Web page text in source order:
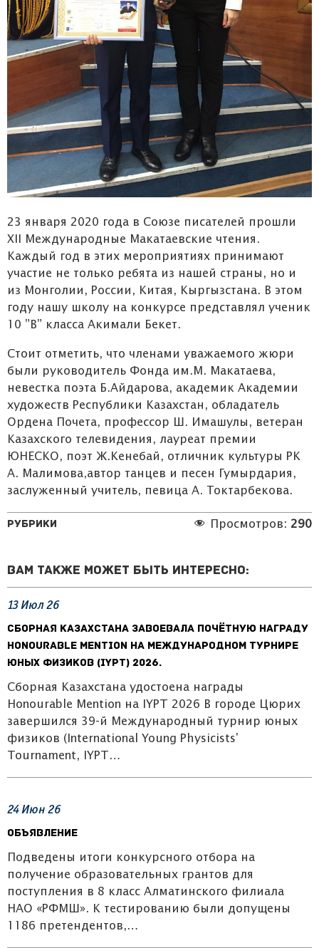
23 января 2020 года в Союзе писателей прошли
XII Международные Макатаевские чтения.
Каждый год в этих мероприятиях принимают
участие не только ребята из нашей страны, но и
из Монголии, России, Китая, Кыргызстана. В этом
году нашу школу на конкурсе представлял ученик
10 ”В” класса Акимали Бекет.
Стоит отметить, что членами уважаемого жюри
были руководитель Фонда им.М. Макатаева,
невестка поэта Б.Айдарова, академик Академии
художеств Республики Казахстан, обладатель
Ордена Почета, профессор Ш. Имашулы, ветеран
Казахского телевидения, лауреат премии
ЮНЕСКО, поэт Ж.Кенебай, отличник культуры РК
А. Малимова,автор танцев и песен Гумырдария,
заслуженный учитель, певица А. Токтарбекова.
Рубрики Просмотров: 290
Вам также может быть интересно:
13Июл26
Сборная Казахстана завоевала почётную награду
Honourable Mention на Международном турнире
юных физиков (IYPT) 2026.
Сборная Казахстана удостоена награды
Honourable Mention на IYPT 2026 В городе Цюрих
завершился 39-й Международный турнир юных
физиков (International Young Physicists’
Tournament, IYPT…
24Июн 26
Объявление
Подведены итоги конкурсного отбора на
получение образовательных грантов для
поступления в 8 класс Алматинского филиала
НАО «РФМШ». К тестированию были допущены
1186 претендентов,…